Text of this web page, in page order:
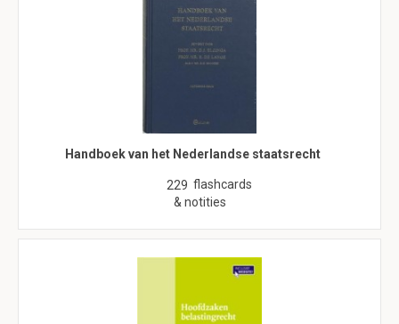
Handboek van het Nederlandse staatsrecht
229 flashcards
& notities